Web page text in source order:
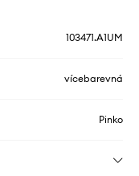
103471.A1UM
vícebarevná
Pinko